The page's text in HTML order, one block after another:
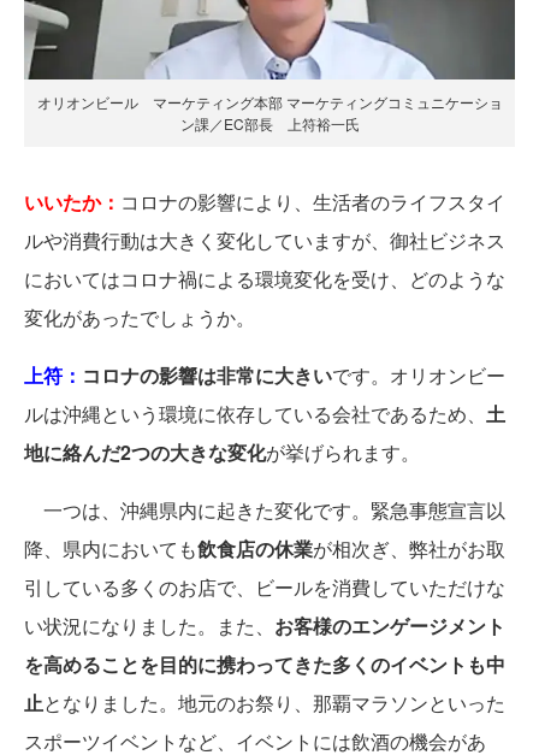
オリオンビール マーケティング本部 マーケティングコミュニケーショ
ン課／EC部長 上符裕一氏
いいたか： コロナの影響により、生活者のライフスタイ
ルや消費行動は大きく変化していますが、御社ビジネス
においてはコロナ禍による環境変化を受け、どのような
変化があったでしょうか。
上符： コロナの影響は非常に大きいです。オリオンビー
ルは沖縄という環境に依存している会社であるため、 土
地に絡んだ2つの大きな変化が挙げられます。
一つは、沖縄県内に起きた変化です。緊急事態宣言以
降、県内においても飲食店の休業が相次ぎ、弊社がお取
引している多くのお店で、ビールを消費していただけな
い状況になりました。また、 お客様のエンゲージメント
を高めることを目的に携わってきた多くのイベントも中
止となりました。地元のお祭り、那覇マラソンといった
スポーツイベントなど、イベントには飲酒の機会があ